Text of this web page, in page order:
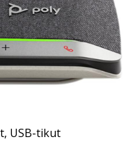
, USB-tikut